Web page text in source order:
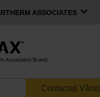
ASSOCIATES
Hypertherm Plasma
Software Group
RomânăContactați